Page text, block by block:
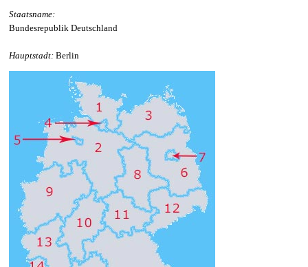
Staatsname:
Bundesrepublik Deutschland
Hauptstadt: Berlin